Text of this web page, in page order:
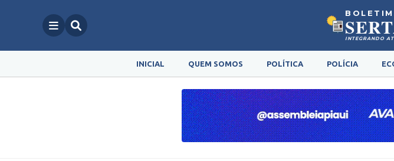
INTEGRANDO
INICIAL QUEM SOMOS POLÍTICA POLÍCIA